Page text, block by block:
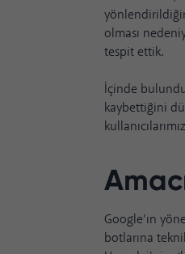
olması
tespit ettik.
İçinde
kaybettiğini
Google’ın
botlarına